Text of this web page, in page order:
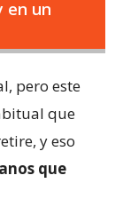
en un
pero este
que
y eso
que